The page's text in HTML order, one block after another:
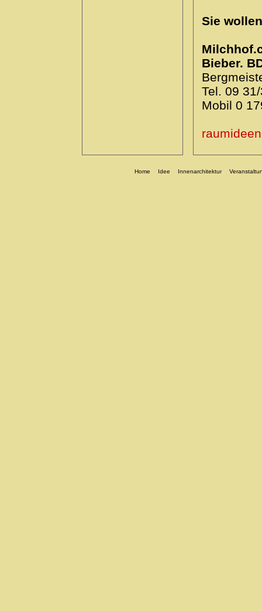
Sie
Bieber.
Tel. 09
Mobil 0
Home Idee Innenarchitektur